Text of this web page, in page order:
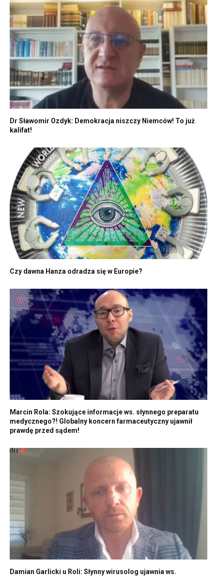
Dr Sławomir Ozdyk: Demokracja niszczy Niemców! To już
kalifat!
Czy dawna Hanza odradza się w Europie?
Marcin Rola: Szokujące informacje ws. słynnego preparatu
medycznego?! Globalny koncern farmaceutyczny ujawnił
prawdę przed sądem!
Damian Garlicki u Roli: Słynny wirusolog ujawnia ws.